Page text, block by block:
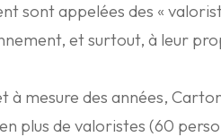
sont appelées des «
et surtout, à leur
à mesure des années,
plus de valoristes (60